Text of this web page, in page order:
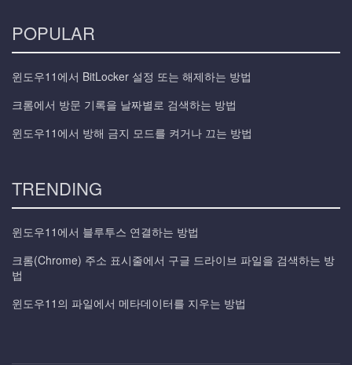
POPULAR
윈도우11에서 BitLocker 설정 또는 해제하는 방법
크롬에서 방문 기록을 날짜별로 검색하는 방법
윈도우11에서 방해 금지 모드를 켜거나 끄는 방법
TRENDING
윈도우11에서 블루투스 연결하는 방법
크롬(Chrome) 주소 표시줄에서 구글 드라이브 파일을 검색하는 방
법
윈도우11의 파일에서 메타데이터를 지우는 방법